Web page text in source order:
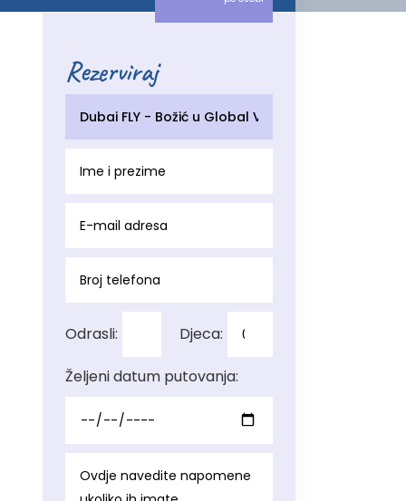
Rezerviraj
Odrasli: Djeca:
Željeni datum putovanja: